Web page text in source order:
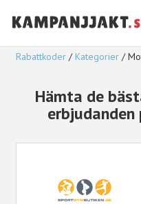
Rabattkoder Kategorier
Hämta de